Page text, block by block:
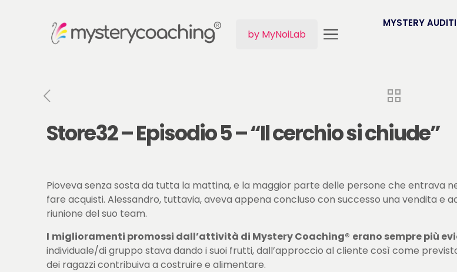
by MyNoiLab
MYSTERY
Store32 – Episodio 5 – “Il cerchio si chiude”
Pioveva senza sosta da tutta la mattina, e la maggior parte delle persone che entrava
fare acquisti. Alessandro, tuttavia, aveva appena concluso con successo una vendita e
riunione del suo team.
I miglioramenti promossi dall’attività di Mystery Coaching® erano sempre più
individuale/di gruppo stava dando i suoi frutti, dall’approccio al cliente così come
dei ragazzi contribuiva a costruire e alimentare.